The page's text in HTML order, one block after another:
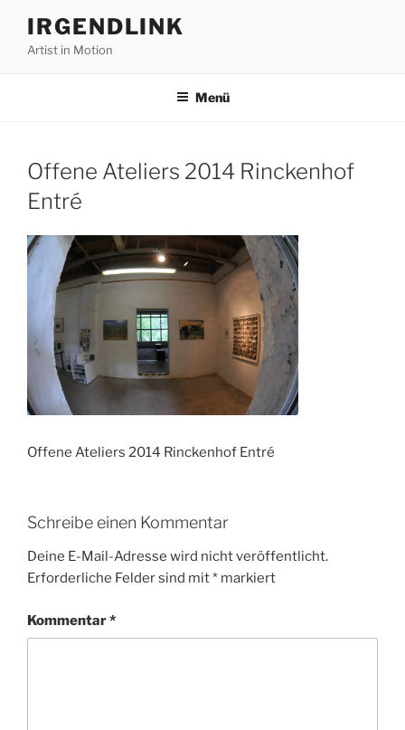
Inhalt
springen
IRGENDLINK
Artist in Motion
Menü
Offene Ateliers 2014 Rinckenhof
Entré
Offene Ateliers 2014 Rinckenhof Entré
Schreibe einen Kommentar
Deine E-Mail-Adresse wird nicht veröffentlicht.
Erforderliche Felder sind mit* markiert
Kommentar*